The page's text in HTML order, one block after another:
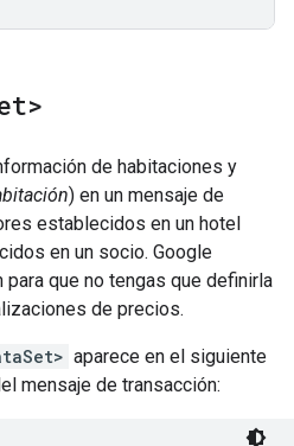
de habitaciones y
) en un mensaje de
establecidos en un hotel
en un socio. Google
que no tengas que definirla
de precios.
aparece en el siguiente
mensaje de transacción: